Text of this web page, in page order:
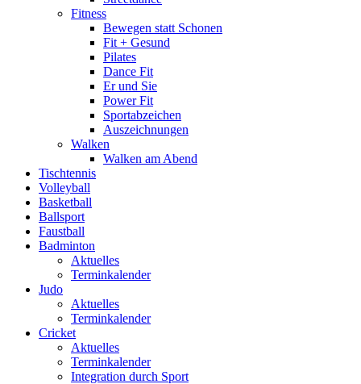
Fitness
Bewegen statt Schonen
Fit + Gesund
Pilates
Dance Fit
Er und Sie
Power Fit
Sportabzeichen
Auszeichnungen
Walken
Walken am Abend
Tischtennis
Volleyball
Basketball
Ballsport
Faustball
Badminton
Aktuelles
Terminkalender
Judo
Aktuelles
Terminkalender
Cricket
Aktuelles
Terminkalender
Integration durch Sport